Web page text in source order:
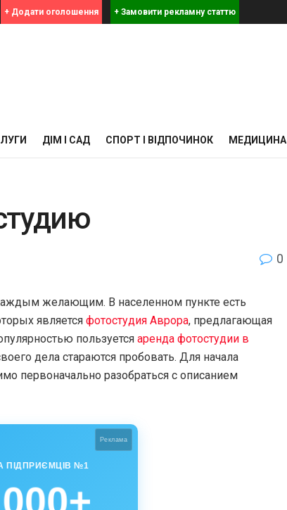
+ Додати оголошення + Замовити рекламну статтю
ДІМ І САД СПОРТ І ВІДПОЧИНОК МЕДИЦИНА
0
желающим. В населенном пункте есть
является фотостудия Аврора, предлагающая
пользуется аренда фотостудии в
дела стараются пробовать. Для начала
первоначально разобраться с описанием
Реклама
ПІДПРИЄМЦІВ №1